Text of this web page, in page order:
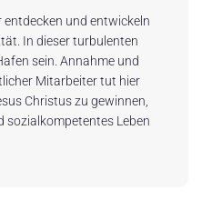
und entwickeln
In dieser turbulenten
sein. Annahme und
Mitarbeiter tut hier
Christus zu gewinnen,
sozialkompetentes Leben